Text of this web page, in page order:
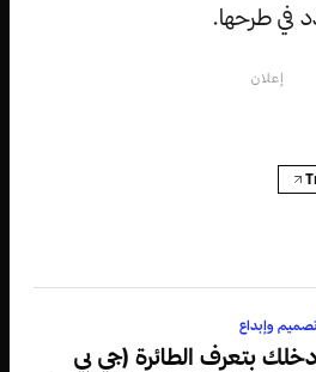
في طرحها.
إعلان
وإبداع
دخلك بتعرف الطائرة (جي بي